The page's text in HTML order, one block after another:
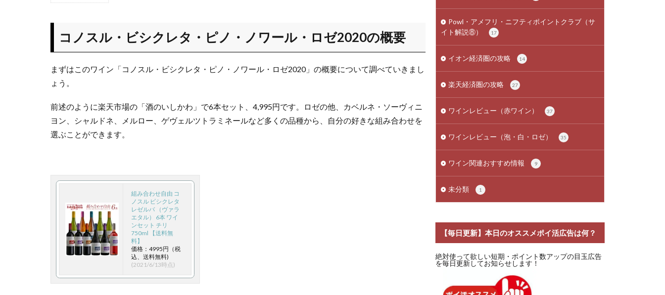
ル・
タ・
ピ
ノワ
ー
ル・
要
ロゼ
ワイ
ンと
はバ
ラ
ピン
コノスル・ビシクレタ・ピノ・ノワール・ロゼ2020の概要
まずはこのワイン「コノスル・ビシクレタ・ピノ・ノワール・ロゼ2020」の概要について調べていきまし
ょう。
前述のように楽天市場の「酒のいしかわ」で6本セット、4,995円です。ロゼの他、カベルネ・ソーヴィニ
ヨン、シャルドネ、メルロー、ゲヴェルツトラミネールなど多くの品種から、自分の好きな組み合わせを
選ぶことができます。
組み合わせ自由 コ
ノスル ビシクレタ
レゼルバ （ヴァラ
エタル） 6本 ワイ
ンセット チリ
750ml 【送料無
料】
価格：4995円（税
込、送料無料)
(2021/6/13時点)
Powl・アメフリ・ニフティポイントクラブ（サ
イト解説⑧）
17
イオン経済圏の攻略 14
楽天経済圏の攻略 27
ワインレビュー（赤ワイン） 37
ワインレビュー（泡・白・ロゼ） 35
ワイン関連おすすめ情報 9
未分類 1
【毎日更新】本日のオススメポイ活広告は何？
絶対使って欲しい短期・ポイント数アップの目玉広告
を毎日更新してお知らせします！